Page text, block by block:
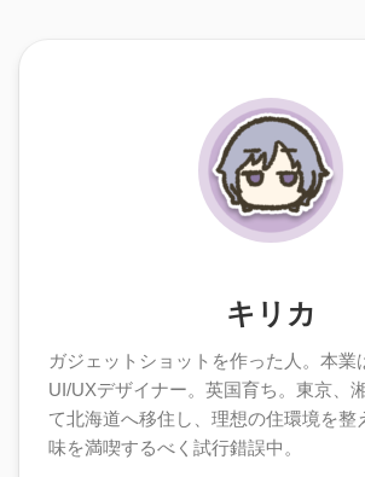
キリカ
ガジェットショットを作った人。本業
UI/UXデザイナー。英国育ち。東京、
て北海道へ移住し、理想の住環境を整
味を満喫するべく試行錯誤中。